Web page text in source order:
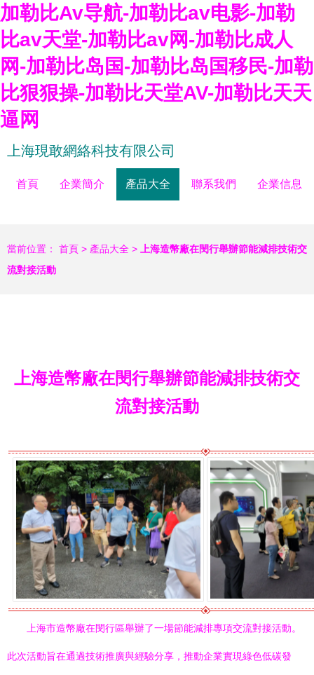
加勒比Av导航-加勒比av电影-加勒
比av天堂-加勒比av网-加勒比成人
网-加勒比岛国-加勒比岛国移民-加勒
比狠狠操-加勒比天堂AV-加勒比天天
逼网
上海現敢網絡科技有限公司
首頁 企業簡介 產品大全 聯系我們 企業信息
當前位置： 首頁 > 產品大全 >
上海造幣廠在閔行舉辦節能減排技術交
流對接活動
上海造幣廠在閔行舉辦節能減排技術交
流對接活動
上海市造幣廠在閔行區舉辦了一場節能減排專項交流對接活動。
此次活動旨在通過技術推廣與經驗分享，推動企業實現綠色低碳發